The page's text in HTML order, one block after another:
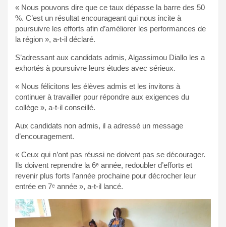
« Nous pouvons dire que ce taux dépasse la barre des 50
%. C’est un résultat encourageant qui nous incite à
poursuivre les efforts afin d’améliorer les performances de
la région », a-t-il déclaré.
S’adressant aux candidats admis, Algassimou Diallo les a
exhortés à poursuivre leurs études avec sérieux.
« Nous félicitons les élèves admis et les invitons à
continuer à travailler pour répondre aux exigences du
collège », a-t-il conseillé.
Aux candidats non admis, il a adressé un message
d’encouragement.
« Ceux qui n’ont pas réussi ne doivent pas se décourager.
Ils doivent reprendre la 6ᵉ année, redoubler d’efforts et
revenir plus forts l’année prochaine pour décrocher leur
entrée en 7ᵉ année », a-t-il lancé.